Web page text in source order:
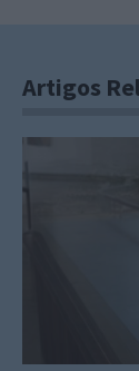
Artigos